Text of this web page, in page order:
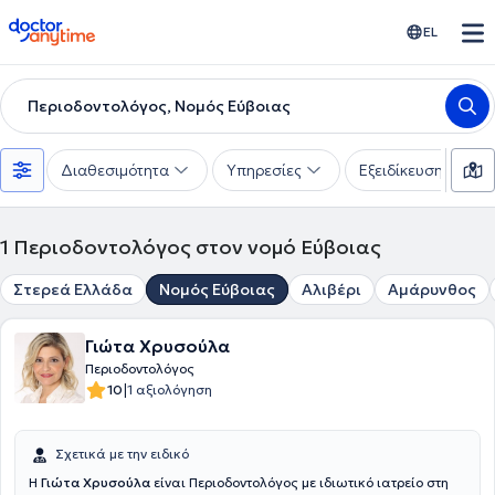
doctoranytime EL
Περιοδοντολόγος, Νομός Εύβοιας
Διαθεσιμότητα Υπηρεσίες Εξειδίκευση
1 Περιοδοντολόγος στον νομό Εύβοιας
Στερεά Ελλάδα Νομός Εύβοιας Αλιβέρι Αμάρυνθος
Γιώτα Χρυσούλα
Περιοδοντολόγος
10|1 αξιολόγηση
Σχετικά με την ειδικό
Η Γιώτα Χρυσούλα είναι Περιοδοντολόγος με ιδιωτικό ιατρείο στη